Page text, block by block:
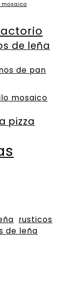
de leña
de pan
mosaico
pizza
rusticos
de leña